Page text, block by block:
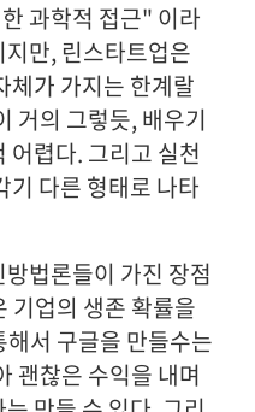
과학적 접근" 이라
만, 린스타트업은
체가 가지는 한계랄
거의 그렇듯, 배우기
어렵다. 그리고 실천
기 다른 형태로 나타
법론들이 가진 장점
기업의 생존 확률을
서 구글을 만들수는
괜찮은 수익을 내며